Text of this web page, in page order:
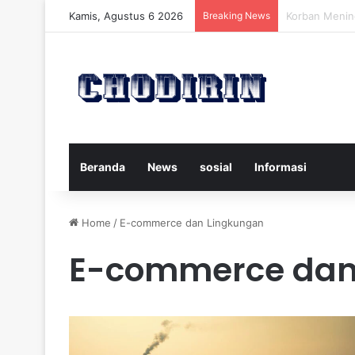
Kamis, Agustus 6 2026 Breaking News Pelatih
Beranda News sosial Informasi
Home / E-commerce dan Lingkungan
E-commerce